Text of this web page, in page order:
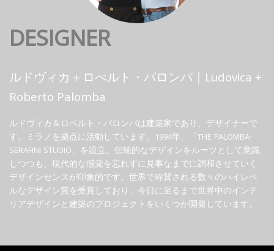
DESIGNER
ルドヴィカ＋ロべルト・パロンバ｜Ludovica +
Roberto Palomba
ルドヴィカ＆ロベルト・パロンバは建築家であり、デザイナーで
す。ミラノを拠点に活動しています。1994年、「THE PALOMBA-
SERAFINI STUDIO」を設立。伝統的なデザインをルーツとして意識
しつつも、現代的な感覚を忘れずに見事なまでに調和させていく
デザインセンスが印象的です。世界で称賛される数々のハイレベ
ルなデザイン賞を受賞しており、今日に至るまで世界中のインテ
リアデザインと建築のプロジェクトをいくつか開発しています。